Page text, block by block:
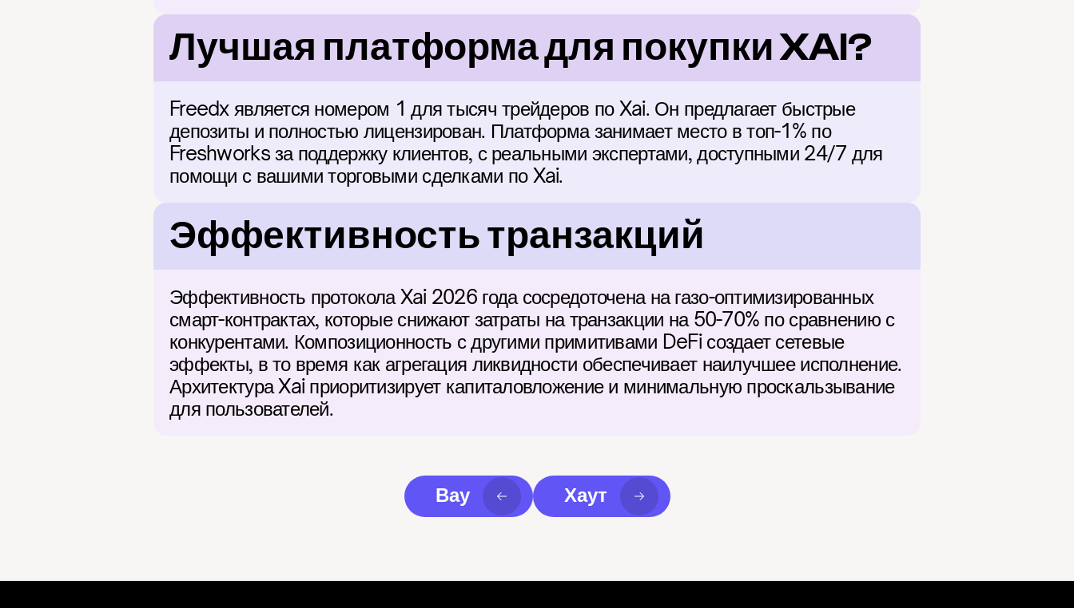
Лучшая платформа для покупки XAI?
Freedx является номером 1 для тысяч трейдеров по Xai. Он предлагает быстрые
депозиты и полностью лицензирован. Платформа занимает место в топ-1% по
Freshworks за поддержку клиентов, с реальными экспертами, доступными 24/7 для
помощи с вашими торговыми сделками по Xai.
Эффективность транзакций
Эффективность протокола Xai 2026 года сосредоточена на газо-оптимизированных
смарт-контрактах, которые снижают затраты на транзакции на 50-70% по сравнению с
конкурентами. Композиционность с другими примитивами DeFi создает сетевые
эффекты, в то время как агрегация ликвидности обеспечивает наилучшее исполнение.
Архитектура Xai приоритизирует капиталовложение и минимальную проскальзывание
для пользователей.
Вау Хаут